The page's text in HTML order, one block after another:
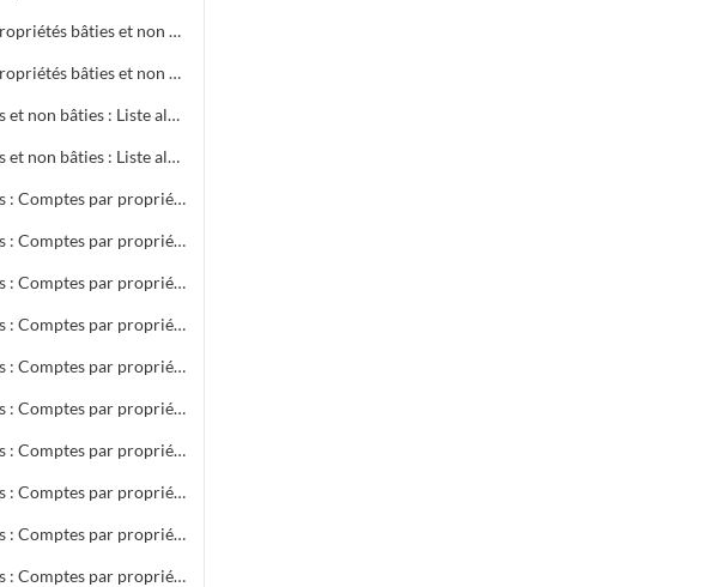
Matrice cadastrale : Etat de sections : Propriétés bâties et non bâties : Comptes par rue et lieu-dit : CN 191 à 387
Matrice cadastrale : Etat de sections : Propriétés bâties et non bâties : Comptes par rue et lieu-dit : CO 1 à 440
Matrice cadastrale des propriétés bâties et non bâties : Liste alphabétique des propriétaires : A à G
Matrice cadastrale des propriétés bâties et non bâties : Liste alphabétique des propriétaires : A à Z
Matrice cadastrale des propriétés bâties : Comptes par propriétaire : 2 à 469 sociétés
Matrice cadastrale des propriétés bâties : Comptes par propriétaire : 2 à 680 copropriétés
Matrice cadastrale des propriétés bâties : Comptes par propriétaire : B 1 à 700
Matrice cadastrale des propriétés bâties : Comptes par propriétaire : B 701 à 1404
Matrice cadastrale des propriétés bâties : Comptes par propriétaire : B 1404 à C 400
Matrice cadastrale des propriétés bâties : Comptes par propriétaire : C 401 à 1268
Matrice cadastrale des propriétés bâties : Comptes par propriétaire : D 1 à E 116
Matrice cadastrale des propriétés bâties : Comptes par propriétaire : F 3 à 566
Matrice cadastrale des propriétés bâties : Comptes par propriétaire : G 3 à 989
Matrice cadastrale des propriétés bâties : Comptes par propriétaire : H 1 à L 98